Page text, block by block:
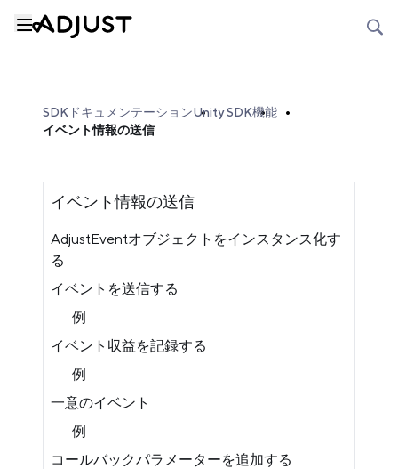
SDKドキュメンテーションUnity SDK機能
イベント情報の送信
イベント情報の送信
AdjustEventオブジェクトをインスタンス化す
る
イベントを送信する
例
イベント収益を記録する
例
一意のイベント
例
コールバックパラメーターを追加する